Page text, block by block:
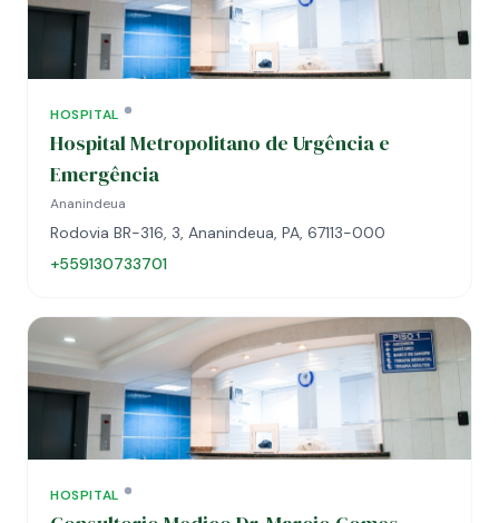
HOSPITAL
Hospital Metropolitano de Urgência e
Emergência
Ananindeua
Rodovia BR-316, 3, Ananindeua, PA, 67113-000
+559130733701
HOSPITAL